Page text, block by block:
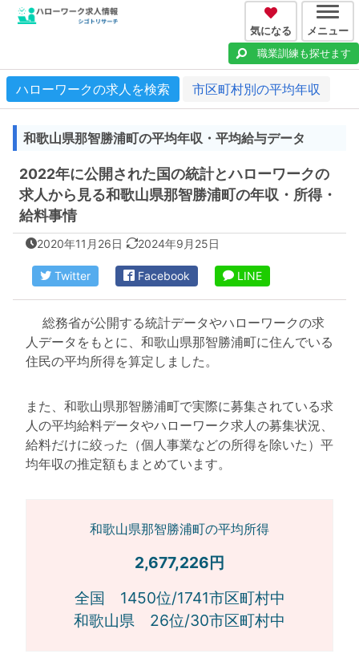
気になる メニュー
職業訓練も探せます
ハローワークの求人を検索 市区町村別の平均年収
和歌山県那智勝浦町の平均年収・平均給与データ
2022年に公開された国の統計とハローワークの
求人から見る和歌山県那智勝浦町の年収・所得・
給料事情
2020年11月26日 2024年9月25日
Twitter Facebook LINE
総務省が公開する統計データやハローワークの求
人データをもとに、和歌山県那智勝浦町に住んでいる
住民の平均所得を算定しました。
また、和歌山県那智勝浦町で実際に募集されている求
人の平均給料データやハローワーク求人の募集状況、
給料だけに絞った（個人事業などの所得を除いた）平
均年収の推定額もまとめています。
和歌山県那智勝浦町の平均所得
2,677,226円
全国 1450位/1741市区町村中
和歌山県 26位/30市区町村中